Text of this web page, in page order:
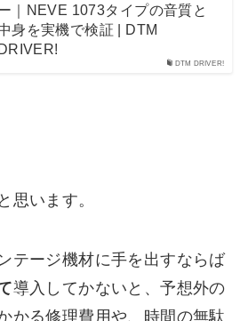
DTM DRIVER!
｜NEVE 1073タイプの音質と
身を実機で検証 | DTM
思います。
テージ機材に手を出すならば
導入してかないと、予想外の
かる修理費用や、時間の無駄